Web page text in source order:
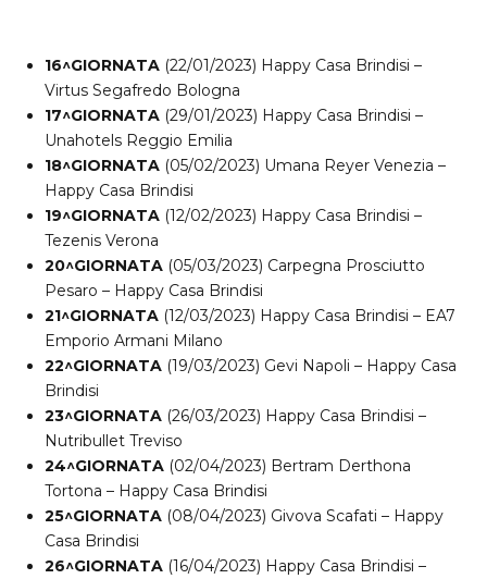
16^GIORNATA (22/01/2023) Happy Casa Brindisi –
Virtus Segafredo Bologna
17^GIORNATA (29/01/2023) Happy Casa Brindisi –
Unahotels Reggio Emilia
18^GIORNATA (05/02/2023) Umana Reyer Venezia –
Happy Casa Brindisi
19^GIORNATA (12/02/2023) Happy Casa Brindisi –
Tezenis Verona
20^GIORNATA (05/03/2023) Carpegna Prosciutto
Pesaro – Happy Casa Brindisi
21^GIORNATA (12/03/2023) Happy Casa Brindisi – EA7
Emporio Armani Milano
22^GIORNATA (19/03/2023) Gevi Napoli – Happy Casa
Brindisi
23^GIORNATA (26/03/2023) Happy Casa Brindisi –
Nutribullet Treviso
24^GIORNATA (02/04/2023) Bertram Derthona
Tortona – Happy Casa Brindisi
25^GIORNATA (08/04/2023) Givova Scafati – Happy
Casa Brindisi
26^GIORNATA (16/04/2023) Happy Casa Brindisi –